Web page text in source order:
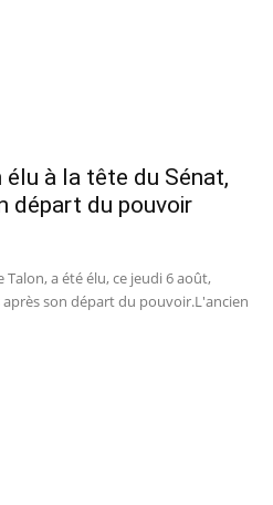
élu à la tête du Sénat,
départ du pouvoir
Talon, a été élu, ce jeudi 6 août,
son départ du pouvoir.L'ancien